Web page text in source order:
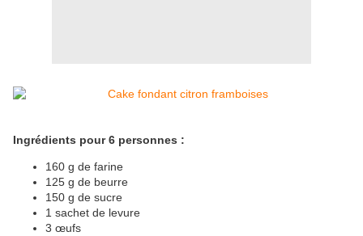
Ingrédients pour 6 personnes :
160 g de farine
125 g de beurre
150 g de sucre
1 sachet de levure
3 œufs